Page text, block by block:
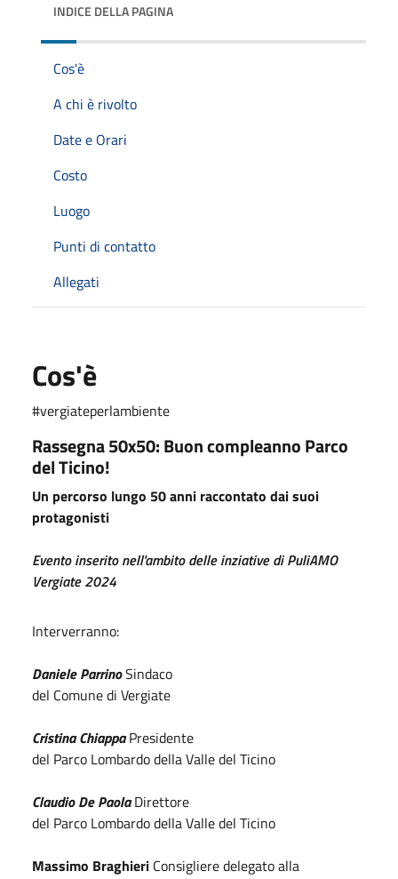
INDICE DELLA PAGINA
Cos'è
A chi è rivolto
Date e Orari
Costo
Luogo
Punti di contatto
Allegati
Cos'è
#vergiateperlambiente
Rassegna 50x50: Buon compleanno Parco
del Ticino!
Un percorso lungo 50 anni raccontato dai suoi
protagonisti
Evento inserito nell'ambito delle inziative di PuliAMO
Vergiate 2024
Interverranno:
Daniele ParrinoSindaco
del Comune di Vergiate
Cristina ChiappaPresidente
del Parco Lombardo della Valle del Ticino
Claudio De PaolaDirettore
del Parco Lombardo della Valle del Ticino
Massimo Braghieri Consigliere delegato alla